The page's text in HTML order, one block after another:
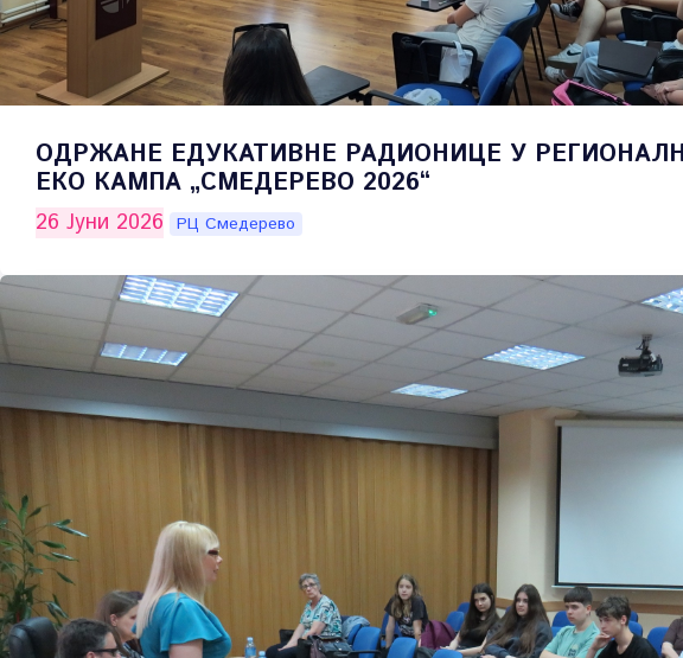
ОДРЖАНЕ ЕДУКАТИВНЕ РАДИОНИЦЕ У
ЕКО КАМПА „СМЕДЕРЕВО 2026“
26 Јуни 2026 РЦ Смедерево